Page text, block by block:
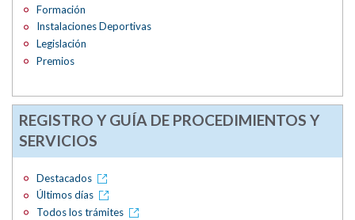
Formación
Instalaciones Deportivas
Legislación
Premios
REGISTRO Y GUÍA DE PROCEDIMIENTOS Y
SERVICIOS
Destacados
Últimos días
Todos los trámites